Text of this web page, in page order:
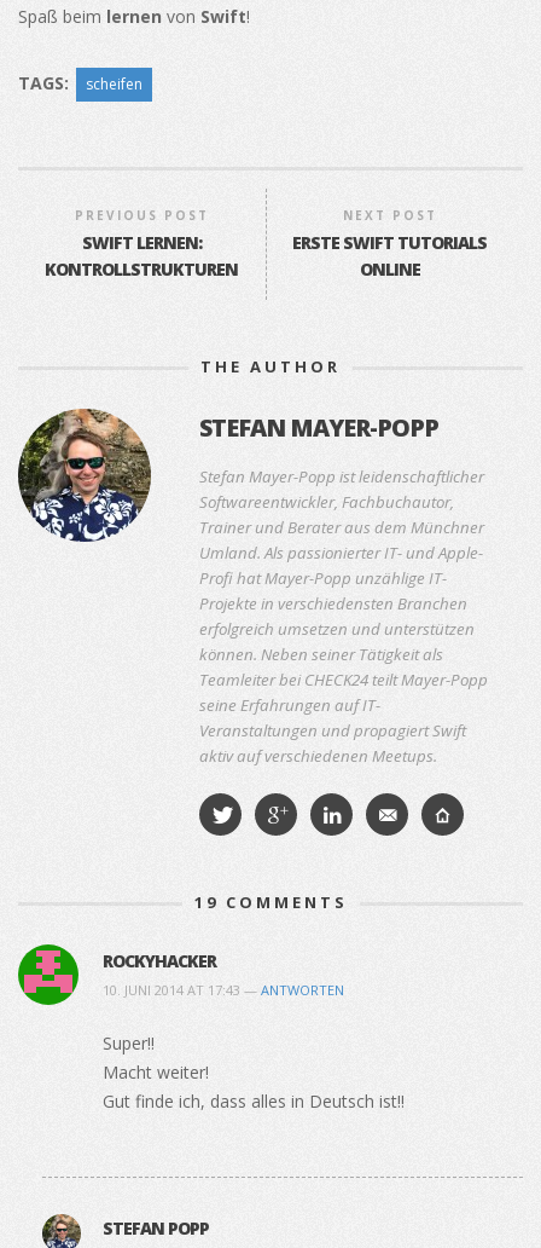
Spaß beim lernen von Swift!
TAGS: scheifen
PREVIOUS POST
SWIFT LERNEN:
KONTROLLSTRUKTUREN
NEXT POST
ERSTE SWIFT TUTORIALS
ONLINE
THE AUTHOR
STEFAN MAYER-POPP
Stefan Mayer-Popp ist leidenschaftlicher
Softwareentwickler, Fachbuchautor,
Trainer und Berater aus dem Münchner
Umland. Als passionierter IT- und Apple-
Profi hat Mayer-Popp unzählige IT-
Projekte in verschiedensten Branchen
erfolgreich umsetzen und unterstützen
können. Neben seiner Tätigkeit als
Teamleiter bei CHECK24 teilt Mayer-Popp
seine Erfahrungen auf IT-
Veranstaltungen und propagiert Swift
aktiv auf verschiedenen Meetups.
19 COMMENTS
ROCKYHACKER
10. JUNI 2014 AT 17:43 — ANTWORTEN
Super!!
Macht weiter!
Gut finde ich, dass alles in Deutsch ist!!
STEFAN POPP